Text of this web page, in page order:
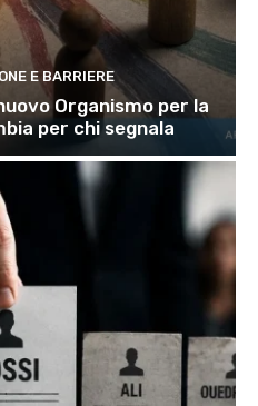
E BARRIERE
Organismo per la
per chi segnala